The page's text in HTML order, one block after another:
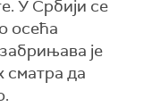
У Србији се
осећа
је
да